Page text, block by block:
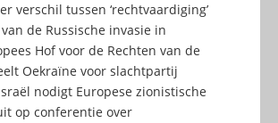
verschil tussen ‘rechtvaardiging’
van de Russische invasie in
Hof voor de Rechten van de
Oekraïne voor slachtpartij
nodigt Europese zionistische
op conferentie over